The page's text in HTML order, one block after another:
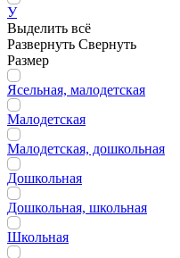
У
Выделить всё
Развернуть Свернуть
Размер
Ясельная, малодетская
Малодетская
Малодетская, дошкольная
Дошкольная
Дошкольная, школьная
Школьная